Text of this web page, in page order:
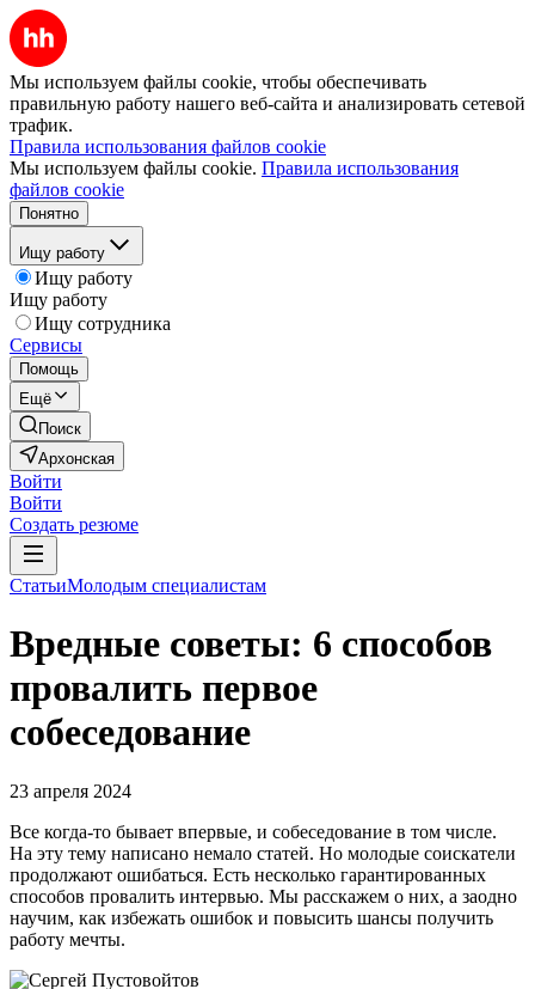
Мы используем файлы cookie, чтобы обеспечивать
правильную работу нашего веб-сайта и анализировать сетевой
трафик.
Правила использования файлов cookie
Мы используем файлы cookie. Правила использования
файлов cookie
Понятно
Ищу работу
Ищу работу
Ищу работу
Ищу сотрудника
Сервисы
Помощь
Ещё
Поиск
Архонская
Войти
Войти
Создать резюме
СтатьиМолодым специалистам
Вредные советы: 6 способов
провалить первое
собеседование
23 апреля 2024
Все когда-то бывает впервые, и собеседование в том числе.
На эту тему написано немало статей. Но молодые соискатели
продолжают ошибаться. Есть несколько гарантированных
способов провалить интервью. Мы расскажем о них, а заодно
научим, как избежать ошибок и повысить шансы получить
работу мечты.